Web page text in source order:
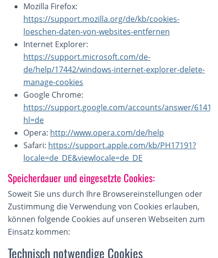
Mozilla Firefox:
https://support.mozilla.org/de/kb/cookies-
loeschen-daten-von-websites-entfernen
Internet Explorer:
https://support.microsoft.com/de-
de/help/17442/windows-internet-explorer-delete-
manage-cookies
Google Chrome:
https://support.google.com/accounts/answer/
hl=de
Opera: http://www.opera.com/de/help
Safari: https://support.apple.com/kb/PH17191?
locale=de_DE&viewlocale=de_DE
Speicherdauer und eingesetzte Cookies:
Soweit Sie uns durch Ihre Browsereinstellungen oder
Zustimmung die Verwendung von Cookies erlauben,
können folgende Cookies auf unseren Webseiten zum
Einsatz kommen:
Technisch notwendige Cookies